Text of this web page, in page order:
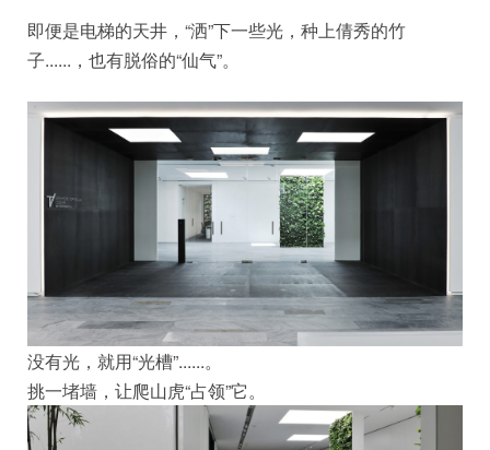
即便是电梯的天井，“洒”下一些光，种上倩秀的竹
子......，也有脱俗的“仙气”。
没有光，就用“光槽”......。
挑一堵墙，让爬山虎“占领”它。